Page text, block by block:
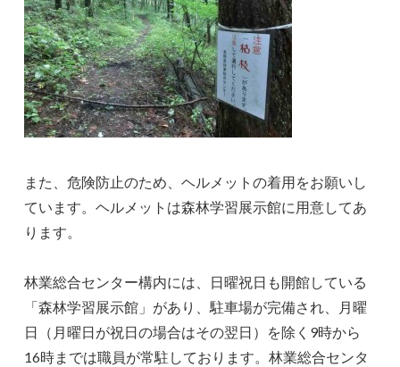
また、危険防止のため、ヘルメットの着用をお願いし
ています。ヘルメットは森林学習展示館に用意してあ
ります。
林業総合センター構内には、日曜祝日も開館している
「森林学習展示館」があり、駐車場が完備され、月曜
日（月曜日が祝日の場合はその翌日）を除く9時から
16時までは職員が常駐しております。林業総合センタ